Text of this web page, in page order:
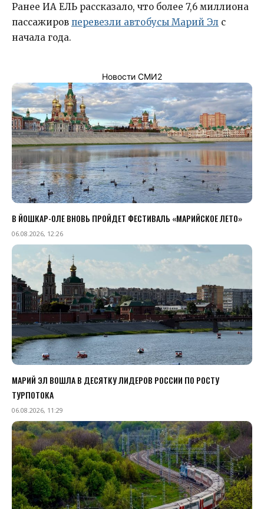
Ранее ИА ЕЛЬ рассказало, что более 7,6 миллиона
пассажиров перевезли автобусы Марий Эл с
начала года.
Новости СМИ2
В ЙОШКАР-ОЛЕ ВНОВЬ ПРОЙДЕТ ФЕСТИВАЛЬ «МАРИЙСКОЕ ЛЕТО»
06.08.2026, 12:26
МАРИЙ ЭЛ ВОШЛА В ДЕСЯТКУ ЛИДЕРОВ РОССИИ ПО РОСТУ
ТУРПОТОКА
06.08.2026, 11:29